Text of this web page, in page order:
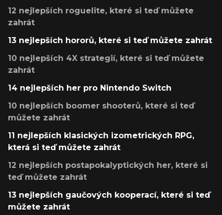
12 nejlepších roguelite, které si teď můžete
zahrát
13 nejlepších hororů, které si teď můžete zahrát
10 nejlepších 4X strategií, které si teď můžete
zahrát
14 nejlepších her pro Nintendo Switch
10 nejlepších boomer shooterů, které si teď
můžete zahrát
11 nejlepších klasických izometrických RPG,
která si teď můžete zahrát
12 nejlepších postapokalyptických her, které si
teď můžete zahrát
13 nejlepších gaučových kooperací, které si teď
můžete zahrát